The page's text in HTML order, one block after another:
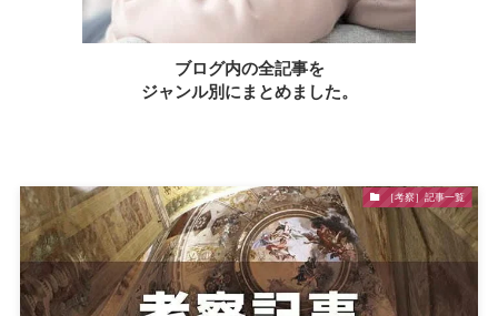
ブログ内の全記事を
ジャンル別にまとめました。
［考察］記事一覧